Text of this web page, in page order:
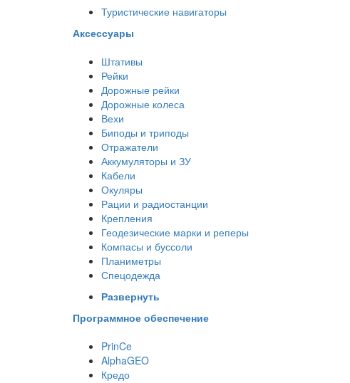
Туристические навигаторы
Аксессуары
Штативы
Рейки
Дорожные рейки
Дорожные колеса
Вехи
Биподы и триподы
Отражатели
Аккумуляторы и ЗУ
Кабели
Окуляры
Рации и радиостанции
Крепления
Геодезические марки и реперы
Компасы и буссоли
Планиметры
Спецодежда
Развернуть
Программное обеспечение
PrinCe
AlphaGEO
Кредо